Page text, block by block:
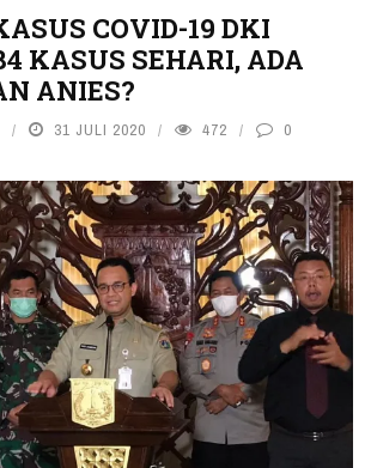
COVID-19 DKI
KASUS SEHARI, ADA
ANIES?
31 JULI 2020 472 0